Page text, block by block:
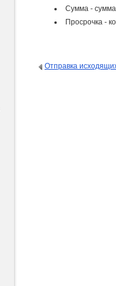
Сумма - сумма
Просрочка -
Отправка